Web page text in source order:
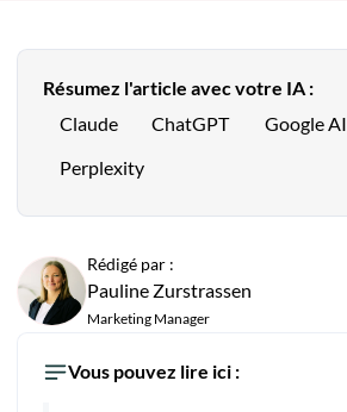
Résumez l'article avec votre IA :
Claude
ChatGPT Google AI
Perplexity
Rédigé par :
Pauline Zurstrassen
Marketing Manager
Vous pouvez lire ici :